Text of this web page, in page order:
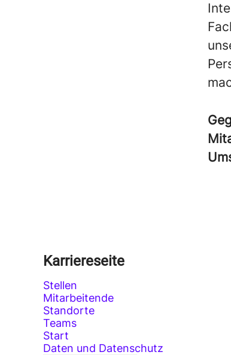
Karriereseite
Stellen
Mitarbeitende
Standorte
Teams
Start
Daten und Datenschutz